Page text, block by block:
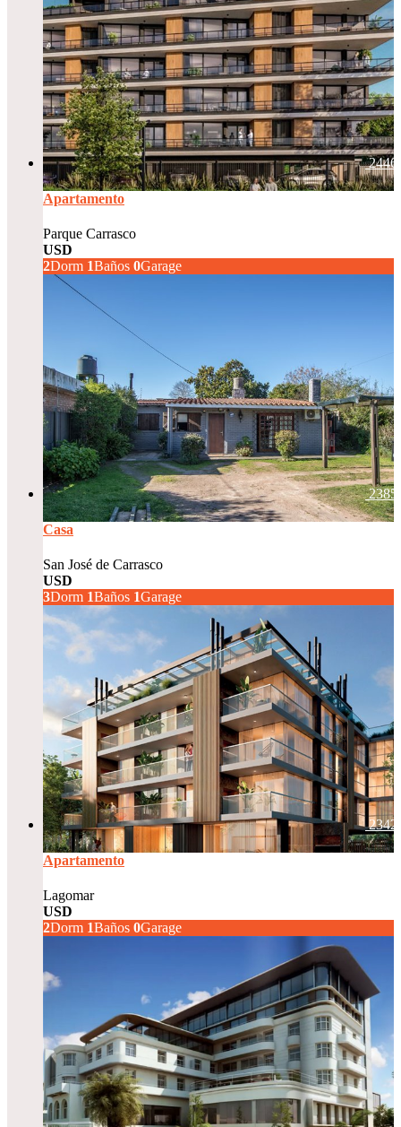
Apartamento
Parque Carrasco
USD
2Dorm 1Baños 0Garage
Casa
San José de Carrasco
USD
3Dorm 1Baños 1Garage
Apartamento
Lagomar
USD
2Dorm 1Baños 0Garage